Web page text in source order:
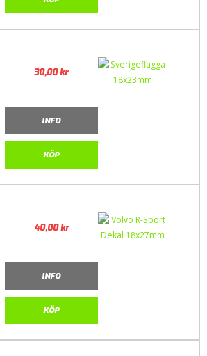
30,00kr
INFO
KÖP
40,00kr
INFO
KÖP